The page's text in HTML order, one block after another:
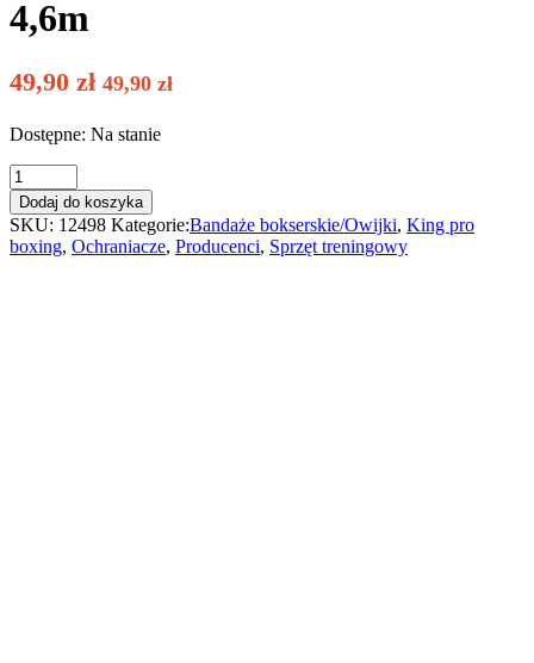
4,6m
49,90 zł 49,90 zł
Dostępne: Na stanie
King
Pro
Boxing
bandaże
bokserskie
Dodaj do koszyka
SKU: 12498 Kategorie:Bandaże bokserskie/Owijki, King pro
boxing, Ochraniacze, Producenci, Sprzęt treningowy